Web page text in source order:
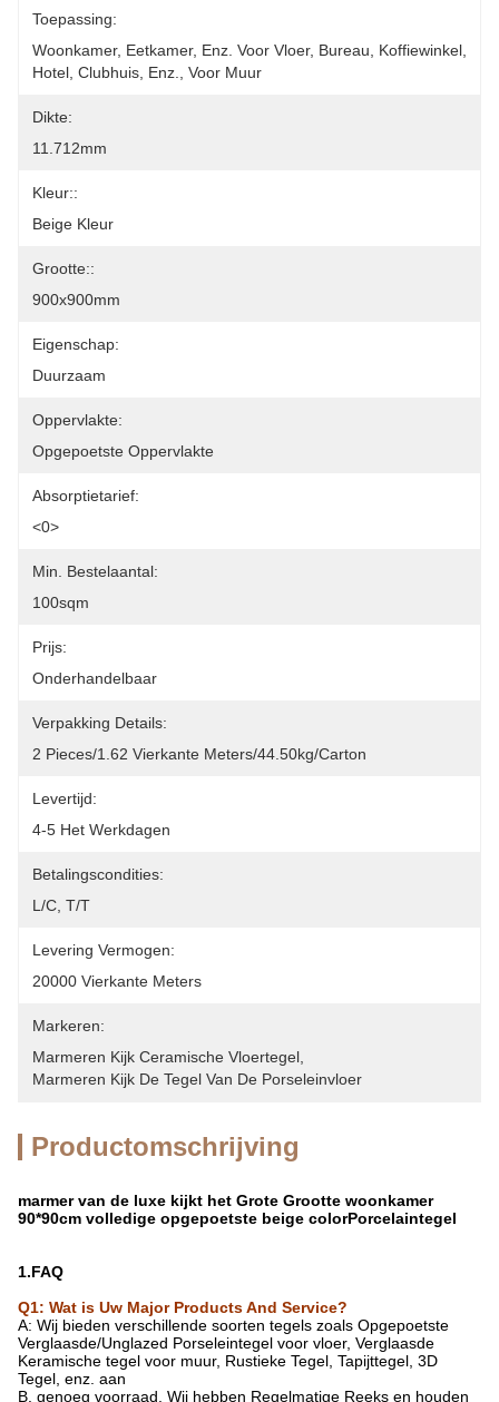
Toepassing:
Woonkamer, Eetkamer, Enz. Voor Vloer, Bureau, Koffiewinkel,
Hotel, Clubhuis, Enz., Voor Muur
Dikte:
11.712mm
Kleur::
Beige Kleur
Grootte::
900x900mm
Eigenschap:
Duurzaam
Oppervlakte:
Opgepoetste Oppervlakte
Absorptietarief:
<0>
Min. Bestelaantal:
100sqm
Prijs:
Onderhandelbaar
Verpakking Details:
2 Pieces/1.62 Vierkante Meters/44.50kg/Carton
Levertijd:
4-5 Het Werkdagen
Betalingscondities:
L/C, T/T
Levering Vermogen:
20000 Vierkante Meters
Markeren:
Marmeren Kijk Ceramische Vloertegel
Marmeren Kijk De Tegel Van De Porseleinvloer
Productomschrijving
marmer van de luxe kijkt het Grote Grootte woonkamer
90*90cm volledige opgepoetste beige colorPorcelaintegel
1.FAQ
Q1: Wat is Uw Major Products And Service?
A: Wij bieden verschillende soorten tegels zoals Opgepoetste
Verglaasde/Unglazed Porseleintegel voor vloer, Verglaasde
Keramische tegel voor muur, Rustieke Tegel, Tapijttegel, 3D
Tegel, enz. aan
B. genoeg voorraad. Wij hebben Regelmatige Reeks en houden